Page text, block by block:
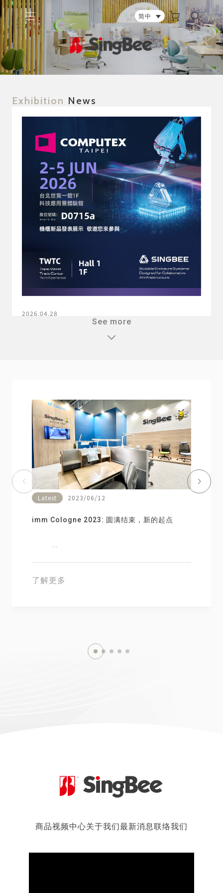
简中 0
Exhibition News
2026.04.28
2026 COMPUTEX TAIPEI
2026.04.28
See more
Latest 2023/06/12
imm Cologne 2023: 圆满结束，新的起点
了解更多
商品视频中心关于我们最新消息联络我们